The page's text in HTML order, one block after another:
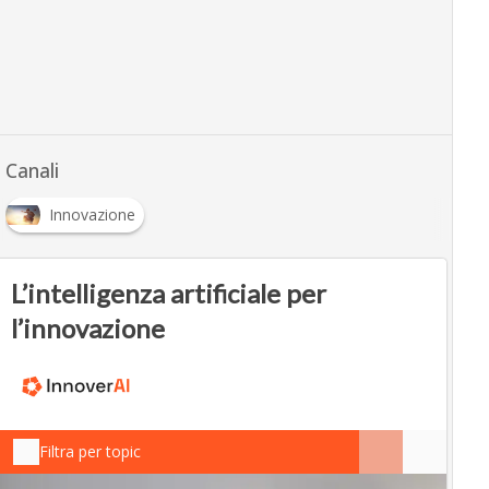
Canali
Innovazione
L’intelligenza artificiale per
l’innovazione
Filtra per topic